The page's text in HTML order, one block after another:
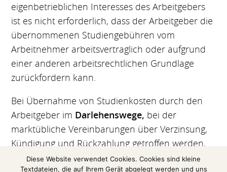
eigenbetrieblichen Interesses des Arbeitgebers
ist es nicht erforderlich, dass der Arbeitgeber die
übernommenen Studiengebühren vom
Arbeitnehmer arbeitsvertraglich oder aufgrund
einer anderen arbeitsrechtlichen Grundlage
zurückfordern kann.
Bei Übernahme von Studienkosten durch den
Arbeitgeber im Darlehenswege, bei der
marktübliche Vereinbarungen über Verzinsung,
Kündigung und Rückzahlung getroffen werden,
führt weder die Hingabe noch die Rückzahlung
Diese Website verwendet Cookies. Cookies sind kleine
Textdateien, die auf Ihrem Gerät abgelegt werden und uns